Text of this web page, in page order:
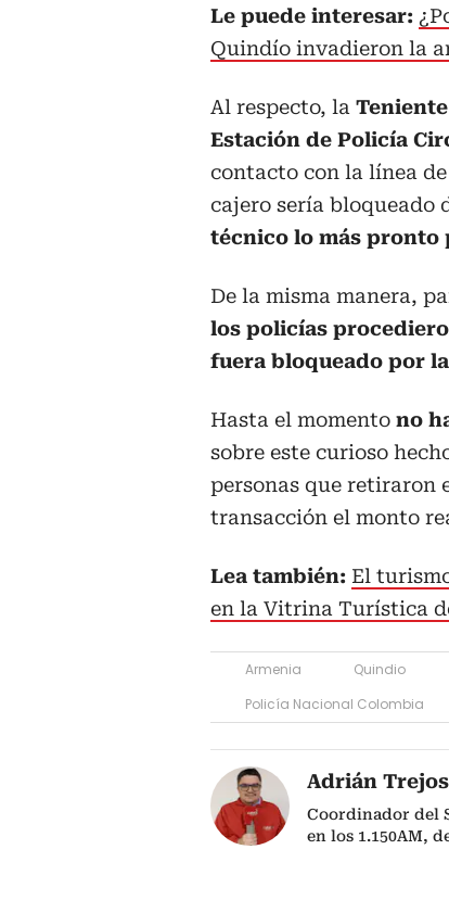
Le puede interesar:
Quindío invadieron la
Al respecto, la
Estación de Policía
contacto con la línea
cajero sería bloqueado
técnico lo más pronto
De la misma manera,
los policías
fuera bloqueado por
Hasta el momento no
sobre este curioso
personas que retiraron
transacción el monto
Lea también: El
en la Vitrina Turística
Armenia Quindio
Policía Nacional Colombia
Adrián Trejos
Coordinador del
en los 1.150AM,